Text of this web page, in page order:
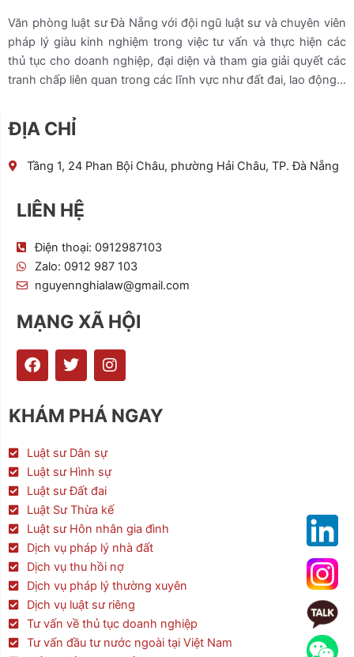
Văn phòng luật sư Đà Nẵng với đội ngũ luật sư và chuyên viên
pháp lý giàu kinh nghiệm trong việc tư vấn và thực hiện các
thủ tục cho doanh nghiệp, đại diện và tham gia giải quyết các
tranh chấp liên quan trong các lĩnh vực như đất đai, lao động…
ĐỊA CHỈ
Tầng 1, 24 Phan Bội Châu, phường Hải Châu, TP. Đà Nẵng
LIÊN HỆ
Điện thoại: 0912987103
Zalo: 0912 987 103
nguyennghialaw@gmail.com
MẠNG XÃ HỘI
F
a
e
b
o
k
T
w
t
t
r
I
n
t
a
a
KHÁM PHÁ NGAY
Luật sư Dân sự
Luật sư Hình sự
Luật sư Đất đai
Luật Sư Thừa kế
Luật sư Hôn nhân gia đình
Dịch vụ pháp lý nhà đất
Dịch vụ thu hồi nợ
Dịch vụ pháp lý thường xuyên
Dịch vụ luật sư riêng
Tư vấn về thủ tục doanh nghiệp
Tư vấn đầu tư nước ngoài tại Việt Nam